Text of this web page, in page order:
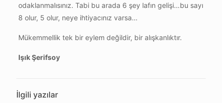
odaklanmalısınız. Tabi bu arada 6 şey lafın gelişi…bu sayı
8 olur, 5 olur, neye ihtiyacınız varsa…
Mükemmellik tek bir eylem değildir, bir alışkanlıktır.
Işık Şerifsoy
İlgili yazılar